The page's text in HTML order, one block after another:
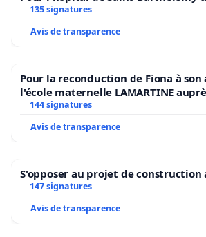
135 signatures
Avis de transparence
Pour la reconduction de Fiona à
l'école maternelle LAMARTINE
2026/2027
144 signatures
Avis de transparence
S'opposer au projet de construction
147 signatures
Avis de transparence